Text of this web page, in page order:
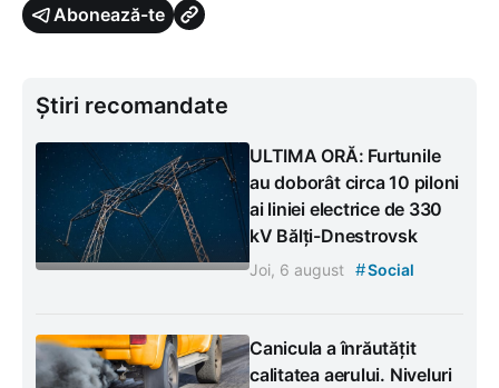
Abonează-te
Știri recomandate
ULTIMA ORĂ: Furtunile
au doborât circa 10 piloni
ai liniei electrice de 330
kV Bălți-Dnestrovsk
Joi, 6 august #Social
Canicula a înrăutățit
calitatea aerului. Niveluri